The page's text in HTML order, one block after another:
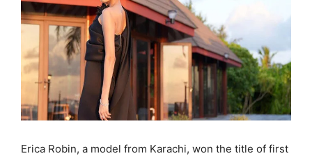
Erica Robin, a model from Karachi, won the title of first